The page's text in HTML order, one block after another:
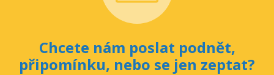
Chcete nám poslat podnět,
připomínku, nebo se jen zeptat?